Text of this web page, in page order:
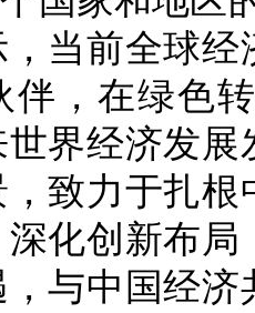
当前全球
伴，在绿色
界经济发
，致力于扎
化创新布
与中国经